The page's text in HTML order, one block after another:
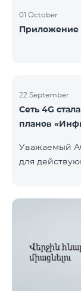
01 October
Приложение
22 September
Сеть 4G
планов
Уважаемый
для
совместима
её на 4G
200 драм.
сетью 4G
мобильного
интернет